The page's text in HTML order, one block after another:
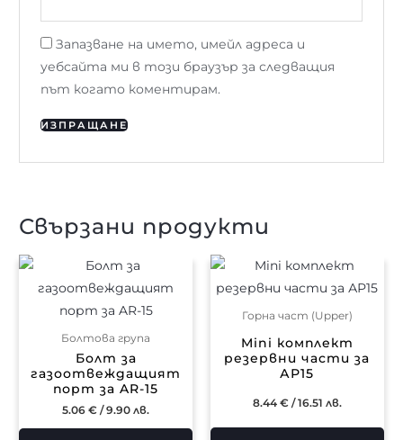
Запазване на името, имейл адреса и
уебсайта ми в този браузър за следващия
път когато коментирам.
Свързани продукти
Болтова група
Болт за
газоотвеждащият
порт за AR-15
5.06€ / 9.90 лв.
Горна част (Upper)
Mini комплект
резервни части за
АР15
8.44 €/ 16.51 лв.